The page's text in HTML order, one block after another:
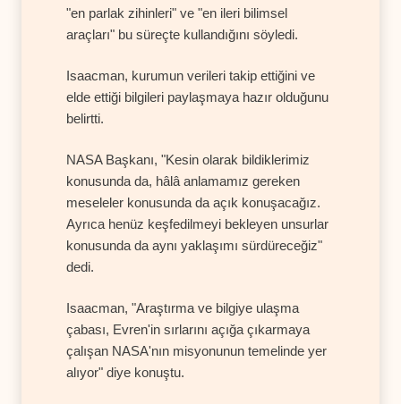
"en parlak zihinleri" ve "en ileri bilimsel
araçları" bu süreçte kullandığını söyledi.
Isaacman, kurumun verileri takip ettiğini ve
elde ettiği bilgileri paylaşmaya hazır olduğunu
belirtti.
NASA Başkanı, "Kesin olarak bildiklerimiz
konusunda da, hâlâ anlamamız gereken
meseleler konusunda da açık konuşacağız.
Ayrıca henüz keşfedilmeyi bekleyen unsurlar
konusunda da aynı yaklaşımı sürdüreceğiz"
dedi.
Isaacman, "Araştırma ve bilgiye ulaşma
çabası, Evren'in sırlarını açığa çıkarmaya
çalışan NASA'nın misyonunun temelinde yer
alıyor" diye konuştu.